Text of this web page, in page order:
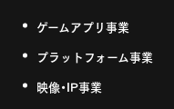
ゲームアプリ事業
プラットフォーム事業
映像・IP事業